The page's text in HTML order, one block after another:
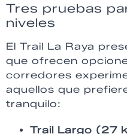
Tres pruebas
niveles
El Trail La Raya
que ofrecen
corredores
aquellos que
tranquilo:
Trail Largo (27